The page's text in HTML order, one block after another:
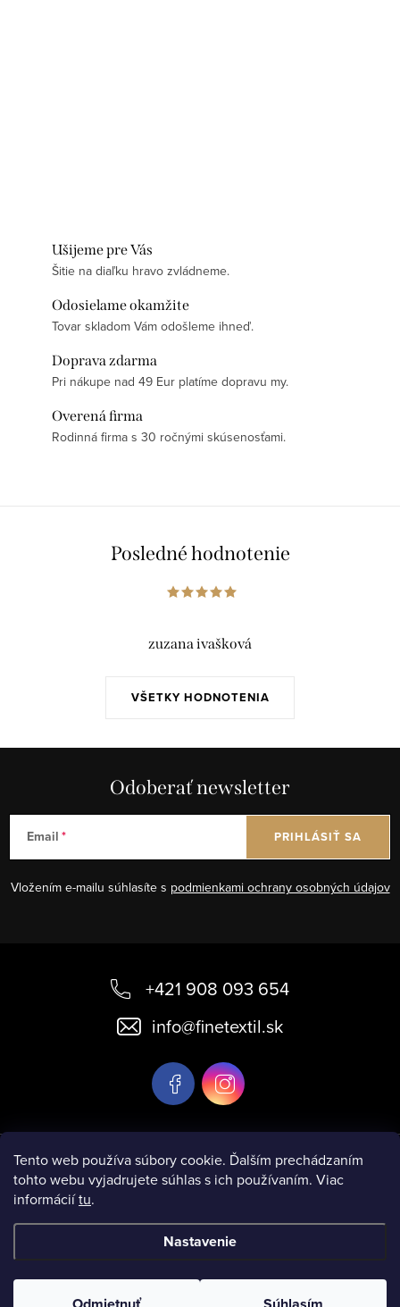
Tento web používa súbory cookie. Ďalším prechádzaním
tohto webu vyjadrujete súhlas s ich používaním. Viac
informáciítu.
Nastavenie
Ušijeme pre Vás
Šitie na diaľku hravo zvládneme.
Odosielame okamžite
Tovar skladom Vám odošleme ihneď.
Doprava zdarma
Pri nákupe nad 49 Eur platíme dopravu my.
Overená firma
Rodinná firma s 30 ročnými skúsenosťami.
Posledné hodnotenie
VŠETKY HODNOTENIA
zuzana ivašková
Odoberať newsletter
Email
Vložením e-mailu súhlasíte s podmienkami ochrany osobných údajov
PRIHLÁSIŤ SA
e
+421 908 093 654
info@finetextil.sk
Informácie pre vás
Copyright 2026www.finetextil.sk. Všetky práva vyhradené.